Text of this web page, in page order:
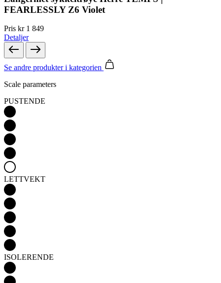
FEARLESSLY Z6 Violet
Pris kr 1 849
Detaljer
Se andre produkteri kategorien
Scale parameters
PUSTENDE
LETTVEKT
ISOLERENDE